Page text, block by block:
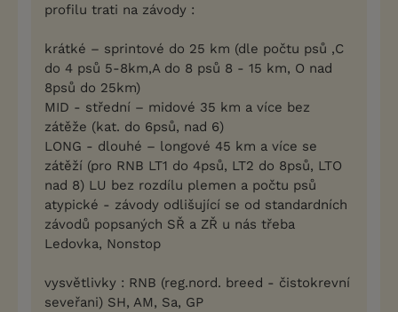
profilu trati na závody :
krátké – sprintové do 25 km (dle počtu psů ,C
do 4 psů 5-8km,A do 8 psů 8 - 15 km, O nad
8psů do 25km)
MID - střední – midové 35 km a více bez
zátěže (kat. do 6psů, nad 6)
LONG - dlouhé – longové 45 km a více se
zátěží (pro RNB LT1 do 4psů, LT2 do 8psů, LTO
nad 8) LU bez rozdílu plemen a počtu psů
atypické - závody odlišující se od standardních
závodů popsaných SŘ a ZŘ u nás třeba
Ledovka, Nonstop
vysvětlivky : RNB (reg.nord. breed - čistokrevní
seveřani) SH, AM, Sa, GP